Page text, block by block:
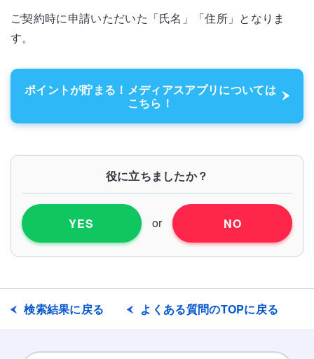
ご契約時に申請いただいた「氏名」「住所」となりま
す。
ポイントが貯まる！メディアスアプリについては
こちら！
役に立ちましたか？
YES or NO
検索結果に戻る よくある質問のTOPに戻る